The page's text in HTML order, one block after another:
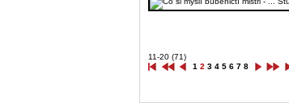
11-20 (71)
1 2 3 4 5 6 7 8